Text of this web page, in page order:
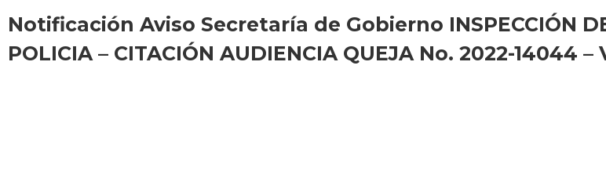
Notificación Aviso Secretaría de Gobierno INSPECCIÓN
POLICIA – CITACIÓN AUDIENCIA QUEJA No. 2022-14044 –